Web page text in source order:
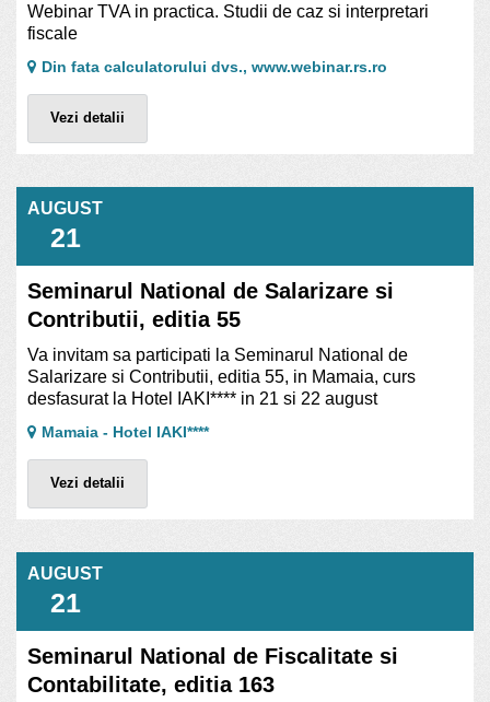
Webinar TVA in practica. Studii de caz si interpretari
fiscale
Din fata calculatorului dvs., www.webinar.rs.ro
Vezi detalii
AUGUST
21
Seminarul National de Salarizare si
Contributii, editia 55
Va invitam sa participati la Seminarul National de
Salarizare si Contributii, editia 55, in Mamaia, curs
desfasurat la Hotel IAKI**** in 21 si 22 august
Mamaia - Hotel IAKI****
Vezi detalii
AUGUST
21
Seminarul National de Fiscalitate si
Contabilitate, editia 163